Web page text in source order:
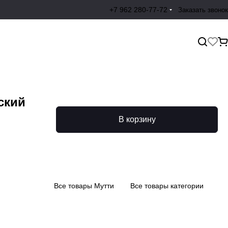
+7 962 280-77-72 Заказать звонок
В корзину
Все товары Мутти Все товары категории